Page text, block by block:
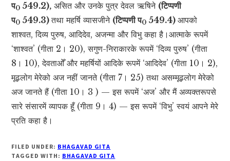
प0 549.2), असित और उनके पुत्र देवल ऋषिने (टिप्पणी
प0 549.3)तथा महर्षि व्यासजीने (टिप्पणी प0 549.4)आपको
शाश्वत, दिव्य पुरुष, आदिदेव, अजन्मा और विभु कहा है।आत्माके रूपमें
‘शाश्वत’ (गीता 2। 20), सगुण-निराकारके रूपमें ‘दिव्य पुरुष’ (गीता
8। 10), देवताओँ और महर्षियों आदिके रूपमें ‘आदिदेव’ (गीता 10। 2),
मूढ़लोग मेरेको अज नहीं जानते (गीता 7। 25) तथा असम्मूढ़लोग मेरेको
अज जानते हैं (गीता 10। 3 ) — इस रूपमें ‘अज’ और मैं अव्यक्तरूपसे
सारे संसारमें व्यापक हूँ (गीता 9। 4) — इस रूपमें ‘विभु’ स्वयं आपने मेरे
प्रति कहा है।
FILED UNDER: BHAGAVAD GITA
TAGGED WITH: BHAGAVAD GITA